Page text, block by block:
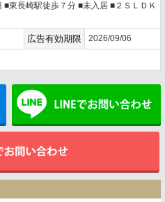
■東長崎駅徒歩７分 ■未入居 ■２ＳＬＤＫ
広告有効期限 2026/09/06
メールでお問い合わせ